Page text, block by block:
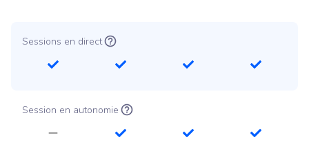
Sessions en direct
Session en autonomie